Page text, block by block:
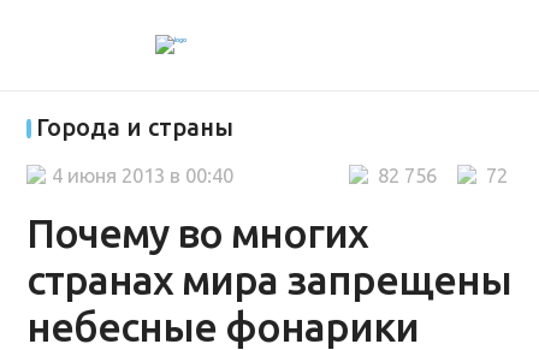
Города и страны
Почему во многих
странах мира запрещены
небесные фонарики
72
82 756
4 июня 2013 в 00:40